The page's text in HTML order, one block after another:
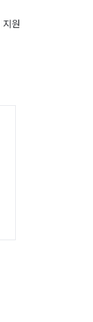
원